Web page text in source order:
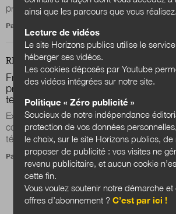
prestations à domicile...
Par
REVUE DOSSIER
François Martial : « La pharmacie de
premier espace connecté en matière
territoires »
Explication d’un traitement, sécurité des
compétences techniques et de dialogue,
télémédecine en officine, le...
Par Solange Ménival
Pagination Page courante
1 Page
2
ainsi que les parcours que vous réalisez.
Lecture de vidéos
Le site Horizons publics utilise le
héberger ses vidéos.
Les cookies déposés par Youtube
des vidéos intégrées sur notre site.
Politique « Zéro publicité »
Soucieux de notre indépendance
protection de vos données
le choix, sur le site Horizons publics, de
proposer de publicité : vos visites ne
revenu publicitaire, et aucun cookie
cette fin.
Vous voulez soutenir notre démarche
offres d’abonnement ?C’est par ici !